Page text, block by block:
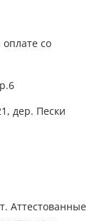
со
дер. Пески
Аттестованные